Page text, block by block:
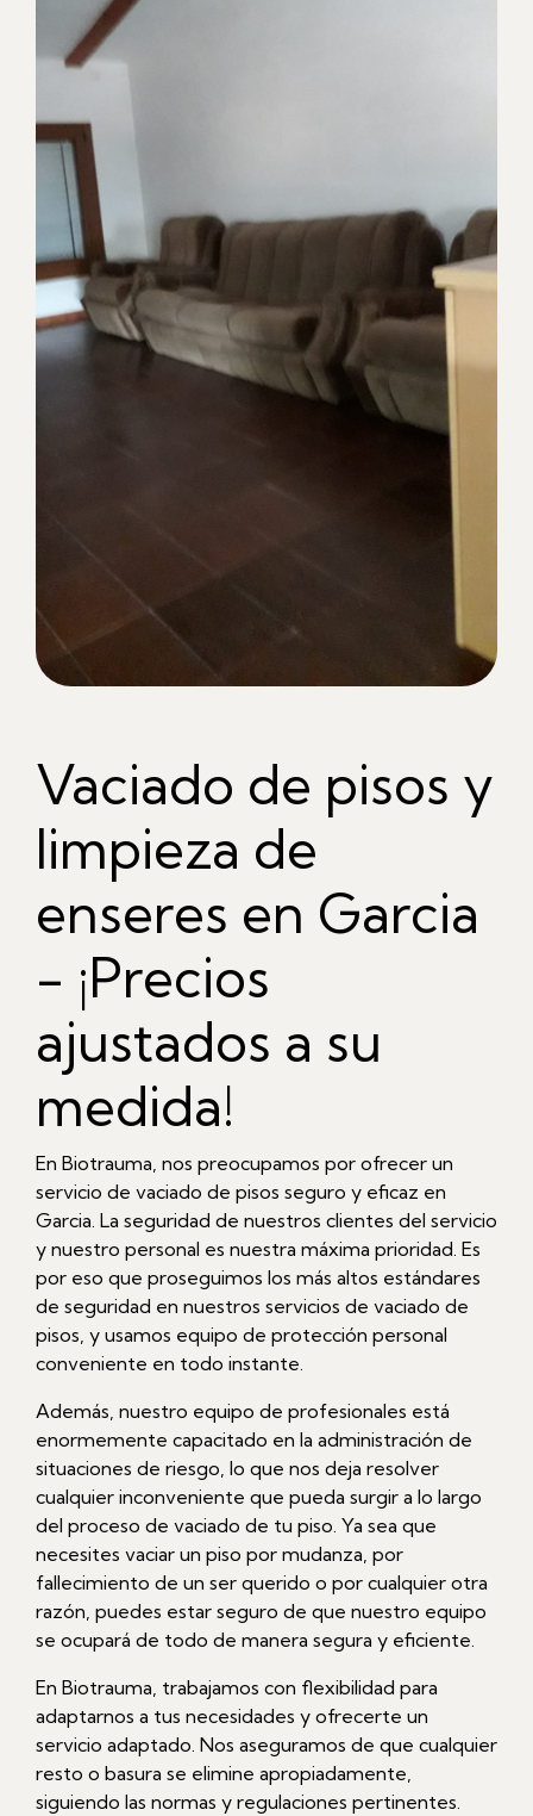
Vaciado de pisos y
limpieza de
enseres en Garcia
- ¡Precios
ajustados a su
medida!
En Biotrauma, nos preocupamos por ofrecer un
servicio de vaciado de pisos seguro y eficaz en
Garcia. La seguridad de nuestros clientes del servicio
y nuestro personal es nuestra máxima prioridad. Es
por eso que proseguimos los más altos estándares
de seguridad en nuestros servicios de vaciado de
pisos, y usamos equipo de protección personal
conveniente en todo instante.
Además, nuestro equipo de profesionales está
enormemente capacitado en la administración de
situaciones de riesgo, lo que nos deja resolver
cualquier inconveniente que pueda surgir a lo largo
del proceso de vaciado de tu piso. Ya sea que
necesites vaciar un piso por mudanza, por
fallecimiento de un ser querido o por cualquier otra
razón, puedes estar seguro de que nuestro equipo
se ocupará de todo de manera segura y eficiente.
En Biotrauma, trabajamos con flexibilidad para
adaptarnos a tus necesidades y ofrecerte un
servicio adaptado. Nos aseguramos de que cualquier
resto o basura se elimine apropiadamente,
siguiendo las normas y regulaciones pertinentes.